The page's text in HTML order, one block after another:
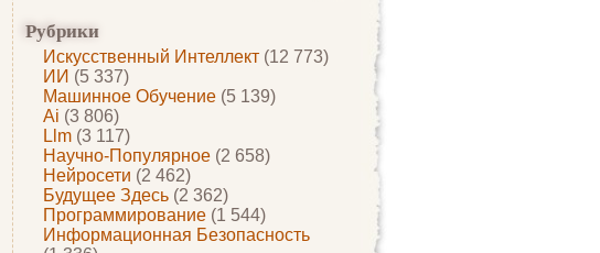
Рубрики
Искусственный Интеллект (12 773)
ИИ (5 337)
Машинное Обучение (5 139)
Ai (3 806)
Llm (3 117)
Научно-Популярное (2 658)
Нейросети (2 462)
Будущее Здесь (2 362)
Программирование (1 544)
Информационная Безопасность